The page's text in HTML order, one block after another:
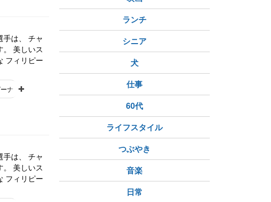
手は、 チャ
美しいス
フィリピー
ナ
手は、 チャ
美しいス
フィリピー
ランチ
シニア
犬
仕事
60代
ライフスタイル
つぶやき
音楽
日常